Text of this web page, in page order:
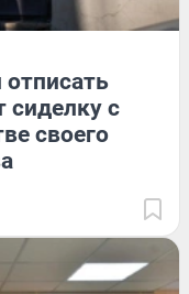
отписать
сиделку с
своего